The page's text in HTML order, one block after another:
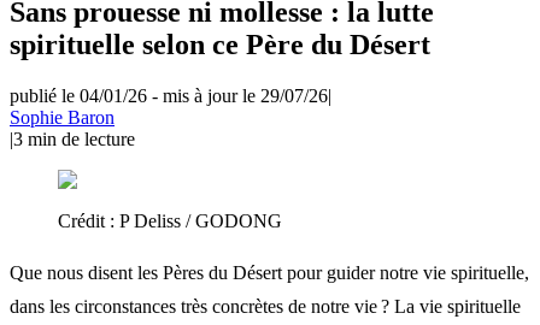
Sans prouesse ni mollesse : la lutte
spirituelle selon ce Père du Désert
publié le 04/01/26 - mis à jour le 29/07/26|
Sophie Baron
|3 min de lecture
Crédit : P Deliss / GODONG
Que nous disent les Pères du Désert pour guider notre vie spirituelle,
dans les circonstances très concrètes de notre vie ? La vie spirituelle